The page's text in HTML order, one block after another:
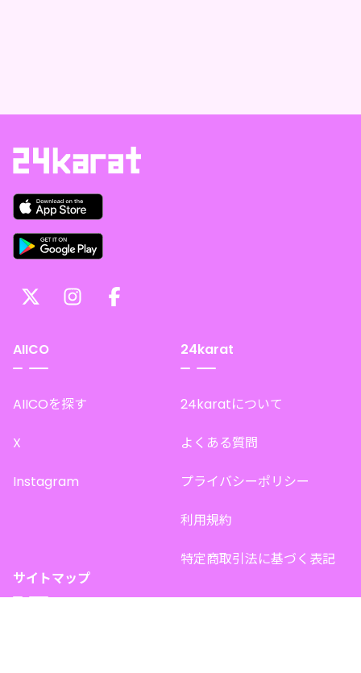
AIICO
AIICOを探す
X
Instagram
24karat
24karatについて
よくある質問
プライバシーポリシー
利用規約
特定商取引法に基づく表記
サイトマップ